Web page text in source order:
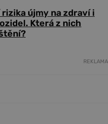
újmy na zdraví i
Která z nich
REKLAMA